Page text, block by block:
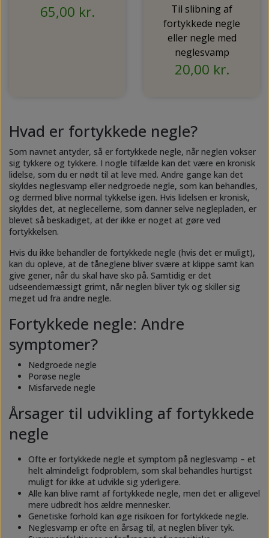
NEDSUNKEN FORFOD
OVERLAGTE TÆER
PSORIASIS PÅ FØDDERNE
VABLER
65,00 kr.
Til slibning af
fortykkede negle
eller negle med
neglesvamp
20,00 kr.
Hvad er fortykkede negle?
Som navnet antyder, så er fortykkede negle, når neglen vokser
sig tykkere og tykkere. I nogle tilfælde kan det være en kronisk
lidelse, som du er nødt til at leve med. Andre gange kan det
skyldes neglesvamp eller nedgroede negle, som kan behandles,
og dermed blive normal tykkelse igen. Hvis lidelsen er kronisk,
skyldes det, at neglecellerne, som danner selve neglepladen, er
blevet så beskadiget, at der ikke er noget at gøre ved
fortykkelsen.
Hvis du ikke behandler de fortykkede negle (hvis det er muligt),
kan du opleve, at de tåneglene bliver svære at klippe samt kan
give gener, når du skal have sko på. Samtidig er det
udseendemæssigt grimt, når neglen bliver tyk og skiller sig
meget ud fra andre negle.
Fortykkede negle: Andre
symptomer?
Nedgroede negle
Porøse negle
Misfarvede negle
Årsager til udvikling af fortykkede
negle
Ofte er fortykkede negle et symptom på neglesvamp – et
helt almindeligt fodproblem, som skal behandles hurtigst
muligt for ikke at udvikle sig yderligere.
Alle kan blive ramt af fortykkede negle, men det er alligevel
mere udbredt hos ældre mennesker.
Genetiske forhold kan øge risikoen for fortykkede negle.
Neglesvamp er ofte en årsag til, at neglen bliver tyk.